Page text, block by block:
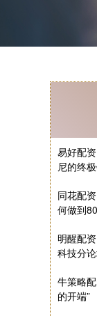
易好配
尼的终
同花配
何做到
明醒配
科技分
牛策略
的开端”